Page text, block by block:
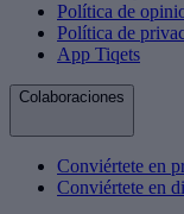
Política de
Política de
App Tiqets
Colaboraciones
Conviértete en
Conviértete en